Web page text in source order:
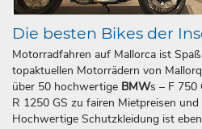
Die besten Bikes der
Motorradfahren auf Mallorca ist
topaktuellen Motorrädern von
über 50 hochwertige BMWs – F 750
R 1250 GS zu fairen Mietpreisen
Hochwertige Schutzkleidung ist